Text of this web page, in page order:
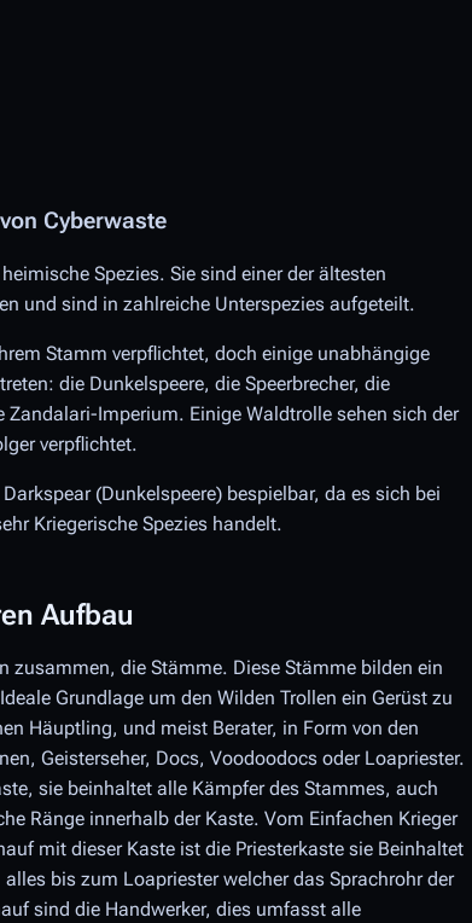
Cyberwaste
heimische Spezies. Sie sind einer der ältesten
und sind in zahlreiche Unterspezies aufgeteilt.
Stamm verpflichtet, doch einige unabhängige
die Dunkelspeere, die Speerbrecher, die
Zandalari-Imperium. Einige Waldtrolle sehen sich der
verpflichtet.
(Dunkelspeere) bespielbar, da es sich bei
Kriegerische Spezies handelt.
Aufbau
zusammen, die Stämme. Diese Stämme bilden ein
Grundlage um den Wilden Trollen ein Gerüst zu
Häuptling, und meist Berater, in Form von den
Geisterseher, Docs, Voodoodocs oder Loapriester.
sie beinhaltet alle Kämpfer des Stammes, auch
Ränge innerhalb der Kaste. Vom Einfachen Krieger
mit dieser Kaste ist die Priesterkaste sie Beinhaltet
bis zum Loapriester welcher das Sprachrohr der
sind die Handwerker, dies umfasst alle